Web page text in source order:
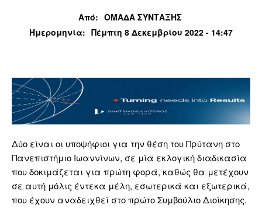
Από: ΟΜΑΔΑ ΣΥΝΤΑΞΗΣ
Ημερομηνία: Πέμπτη 8 Δεκεμβρίου 2022 - 14:47
Δύο είναι οι υποψήφιοι για την θέση του Πρύτανη στο
Πανεπιστήμιο Ιωαννίνων, σε μία εκλογική διαδικασία
που δοκιμάζεται για πρώτη φορά, καθώς θα μετέχουν
σε αυτή μόλις έντεκα μέλη, εσωτερικά και εξωτερικά,
που έχουν αναδειχθεί στο πρώτο Συμβούλιο Διοίκησης.